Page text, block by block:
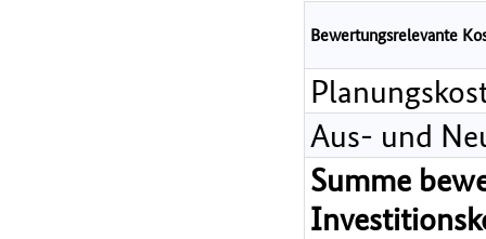
Bewertungsrelevante
Aus- und
Summe